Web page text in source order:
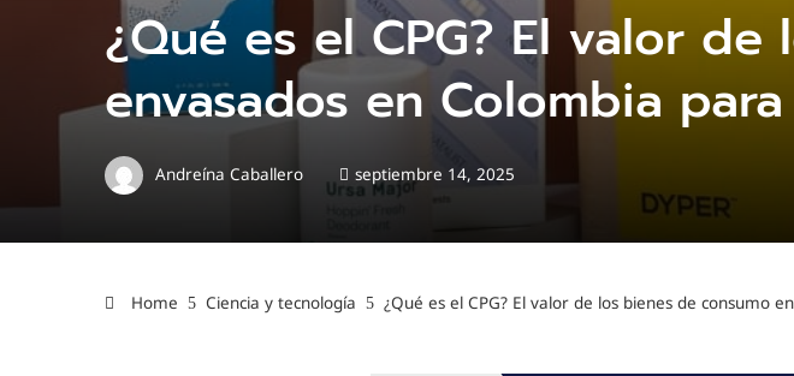
¿Qué es el CPG? El valor
envasados en Colombia
Andreína Caballero septiembre 14, 2025
Home Ciencia y tecnología ¿Qué es el CPG? El valor de los bienes de consumo